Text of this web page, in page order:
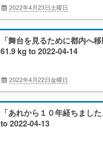
2022年4月23日土曜日
「舞台を見るために都内へ移
61.9 kg to 2022-04-14
2022年4月22日金曜日
「あれから１０年経ちまし
to 2022-04-13